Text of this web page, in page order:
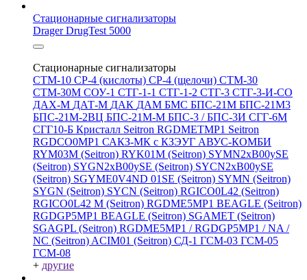
Стационарные сигнализаторы
Drager DrugTest 5000
Стационарные сигнализаторы
СТМ-10 СР-4 (кислоты) СР-4 (щелочи) СТМ-30
СТМ-30М СОУ-1 СТГ-1-1 СТГ-1-2 СТГ-3 СТГ-3-И-CO
ДАХ-М ДАТ-М ДАК ДАМ БМС БПС-21М БПС-21М3
БПС-21М-2ВЦ БПС-21М-М БПС-3 / БПС-3И СГГ-6М
СГГ10-Б Кристалл Seitron RGDMETMP1 Seitron
RGDCO0MP1 САКЗ-МК с КЗЭУГ АВУС-КОМБИ
RYM03M (Seitron) RYK01M (Seitron) SYMN2хB00ySE
(Seitron) SYGN2xB00ySE (Seitron) SYCN2xB00ySE
(Seitron) SGYME0V4ND 01SE (Seitron) SYMN (Seitron)
SYGN (Seitron) SYCN (Seitron) RGICO0L42 (Seitron)
RGICO0L42 M (Seitron) RGDME5MP1 BEAGLE (Seitron)
RGDGP5MP1 BEAGLE (Seitron) SGAMET (Seitron)
SGAGPL (Seitron) RGDME5MP1 / RGDGP5MP1 / NA /
NC (Seitron) ACIM01 (Seitron) СД-1 ГСМ-03 ГСМ-05
ГСМ-08
+ другие